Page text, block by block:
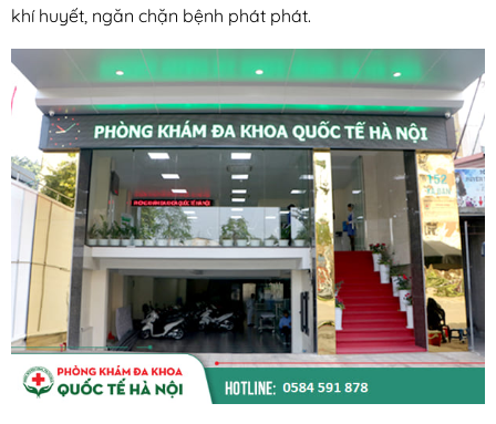
khí huyết, ngăn chặn bệnh phát phát.